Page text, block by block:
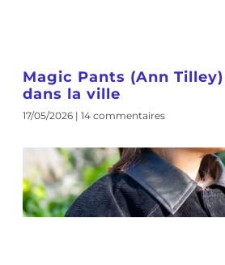
Magic Pants (Ann
dans la ville
17/05/2026 14 commentaires